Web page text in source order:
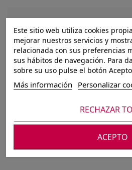
Ref.: 8445393520278
ALFOMBRA
CM
Para ver nuestros precios
iniciar sesión
Este sitio web utiliza cookies
mejorar nuestros servicios y
relacionada con sus preferencias
sus hábitos de navegación. Para
sobre su uso pulse el botón
Más información Personalizar
RECHAZAR
ACEPTO